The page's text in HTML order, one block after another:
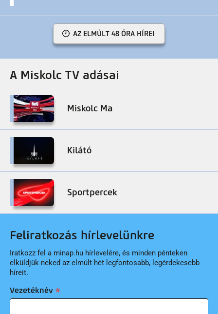
AZ ELMÚLT 48 ÓRA HÍREI
A Miskolc TV adásai
Miskolc Ma
Kilátó
Sportpercek
Feliratkozás hírlevelünkre
Iratkozz fel a minap.hu hírlevelére, és minden pénteken
elküldjük neked az elmúlt hét legfontosabb, legérdekesebb
híreit.
Vezetéknév